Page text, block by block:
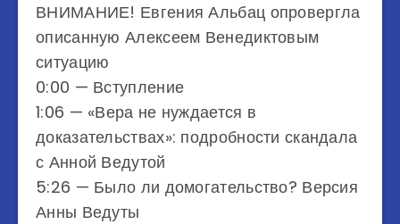
ВНИМАНИЕ! Евгения Альбац опровергла
описанную Алексеем Венедиктовым
ситуацию
0:00 — Вступление
1:06 — «Вера не нуждается в
доказательствах»: подробности скандала
с Анной Ведутой
5:26 — Было ли домогательство? Версия
Анны Ведуты